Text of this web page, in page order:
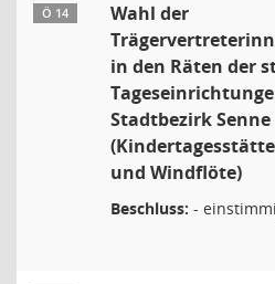
Ö 14
Wahl der
in den Räten der
Stadtbezirk Senne
und Windflöte)
Beschluss: -